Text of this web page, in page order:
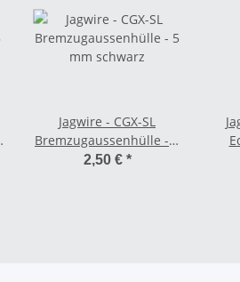
Jagwire - CGX-SL
Bremzugaussenhülle - 5
mm schwarz
2,50 € *